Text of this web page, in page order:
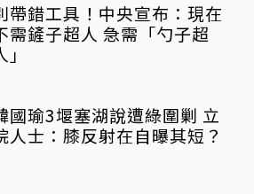
帶錯工具！中央宣布：現在
需鏟子超人 急需「勺子超
」
國瑜3堰塞湖說遭綠圍剿 立
人士：膝反射在自曝其短？